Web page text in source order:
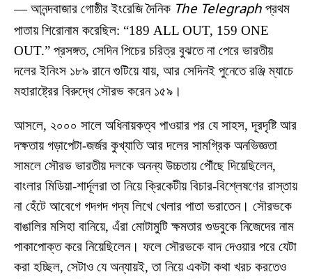
— আনন্দবাজার গোষ্ঠীর ইংরেজি দৈনিক The Telegraph প্রথম
পাতায় শিরোনাম করেছিল: “189 ALL OUT, 159 ONE
OUT.” প্রসঙ্গত, সেদিন পিচের চরিত্র বুঝতে না পেরে ভারতীয়
দলের ইনিংস ১৮৯ রানে গুটিয়ে যায়, আর সেদিনই পুনেতে রঞ্জি ম্যাচে
মহারাষ্ট্রের বিরুদ্ধে সৌরভ করেন ১৫৯।
আসলে, ২০০০ সালে অধিনায়কত্ব পাওয়ার পর যে সাহস, দূরদৃষ্টি আর
দক্ষতায় গড়াপেটা-জর্জর কুখ্যাতি আর দলের সামগ্রিক অনভিজ্ঞতা
সামলে সৌরভ ভারতীয় দলকে অনন্য উচ্চতায় পৌঁছে দিয়েছিলেন,
বাংলার মিডিয়া-শার্দূলরা তা নিয়ে ক্রিকেটীয় বিচার-বিশ্লেষণের রাস্তায়
না হেঁটে আবেগে গদগদ গদ্য লিখে খেলার পাতা ভরাতেন। সৌরভকে
বাঙালির মসিহা বানিয়ে, এঁরা মোটামুটি ক্ষমতার গুডবুকে নিজেদের নাম
পাকাপোক্ত করে নিয়েছিলেন। ফলে সৌরভকে বাদ দেওয়ার পরে যেটা
করা হচ্ছিল, সেটাও যে অন্যায়ই, তা নিয়ে একটা কথা খরচ করতেও